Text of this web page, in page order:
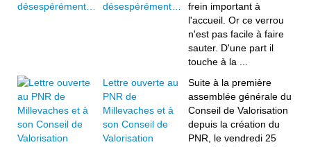
désespérément…
frein important à
l'accueil. Or ce verrou
n'est pas facile à faire
sauter. D'une part il
touche à la ...
Lettre ouverte au
PNR de
Millevaches et à
son Conseil de
Valorisation
Suite à la première
assemblée générale du
Conseil de Valorisation
depuis la création du
PNR, le vendredi 25